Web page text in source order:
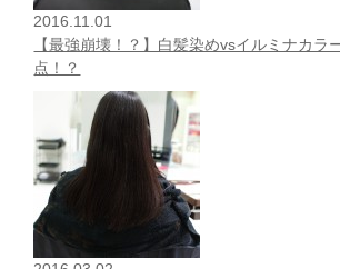
2016.11.01
【最強崩壊！？】白髪染めvsイルミナカラ
点！？